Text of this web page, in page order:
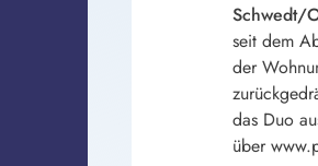
Schwedt/
seit dem
der
das Duo
über